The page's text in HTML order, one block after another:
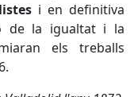
i en definitiva
de la igualtat i la
els treballs